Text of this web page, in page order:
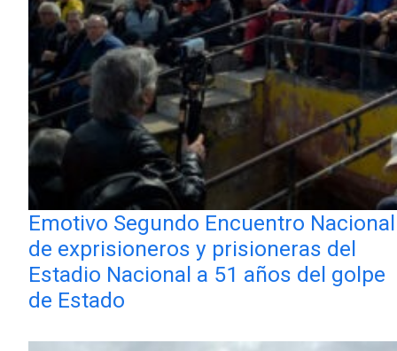
Emotivo Segundo Encuentro Nacional
de exprisioneros y prisioneras del
Estadio Nacional a 51 años del golpe
de Estado